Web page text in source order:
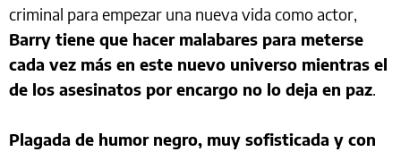
criminal para empezar una nueva vida como actor,
Barry tiene que hacer malabares para meterse
cada vez más en este nuevo universo mientras el
de los asesinatos por encargo no lo deja en paz.
Plagada de humor negro, muy sofisticada y con